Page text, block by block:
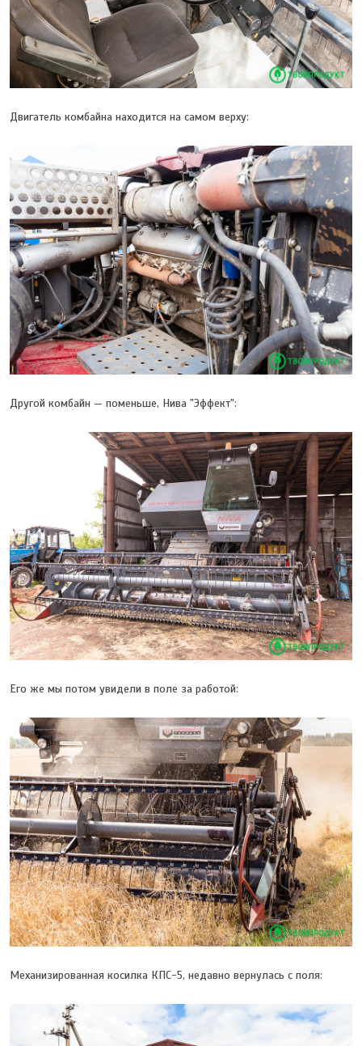
Двигатель комбайна находится на самом верху:
Другой комбайн — поменьше, Нива "Эффект":
Его же мы потом увидели в поле за работой:
Механизированная косилка КПС-5, недавно вернулась с поля: